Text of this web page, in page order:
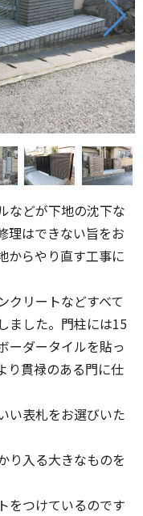
などが下地の沈下な
理はできない旨をお
からやり直す工事に
クリートなどすべて
ました。門柱には15
ーダータイルを貼っ
り貫禄のある門に仕
い表札をお選びいた
り入る大きなものを
をつけているのです